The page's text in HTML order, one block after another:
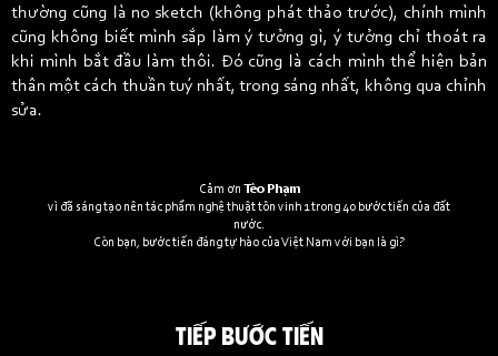
thường cũng là no sketch (không phát thảo trước), chính mình
cũng không biết mình sắp làm ý tưởng gì, ý tưởng chỉ thoát ra
khi mình bắt đầu làm thôi. Đó cũng là cách mình thể hiện bản
thân một cách thuần tuý nhất, trong sáng nhất, không qua chỉnh
sửa.
Cảm ơn Tèo Phạm
vì đã sáng tạo nên tác phẩm nghệ thuật tôn vinh 1 trong 40 bước tiến của đất
nước.
Còn bạn, bước tiến đáng tự hào của Việt Nam với bạn là gì?
TIẾP BƯỚC TIẾN